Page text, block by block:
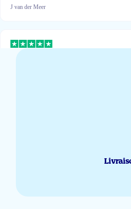
J van der Meer
Ik vind het lekker van smaak
Ik heb bewust de pure visolie gekozen